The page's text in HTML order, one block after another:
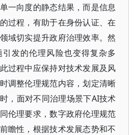
一向度的静态结果，而是信息
过程，有助于在身份认证、在
域切实提升政府治理效率。然
发的伦理风险也变得复杂多
过程中应保持对技术发展及风
调整伦理规范内容，划定清晰
，面对不同治理场景下AI技术
伦理要求，数字政府伦理规范
瞻性，根据技术发展态势和不